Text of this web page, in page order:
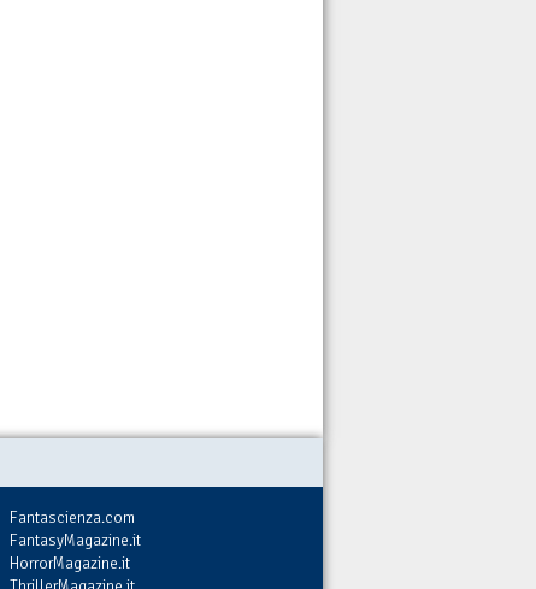
Fantascienza.com
FantasyMagazine.it
HorrorMagazine.it